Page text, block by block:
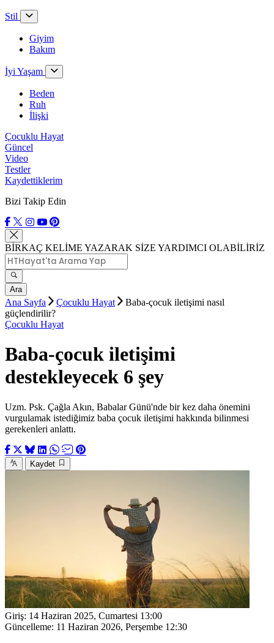
Stil
Giyim
Bakım
İyi Yaşam
Beden
Ruh
İlişki
Çocuklu Hayat
Güncel
Video
Testler
Kaydettiklerim
Bizi Takip Edin
BİRKAÇ KELİME YAZARAK SİZE YARDIMCI OLABİLİRİZ
Ara
Ana Sayfa Çocuklu Hayat
Baba-çocuk iletişimi nasıl
güçlendirilir?
Çocuklu Hayat
Baba-çocuk iletişimi
destekleyecek 6 şey
Uzm. Psk. Çağla Akın, Babalar Günü'nde bir kez daha önemini
vurgulamak istediğimiz baba çocuk iletişimi hakkında bilinmesi
gerekenleri anlattı.
Kaydet
Giriş: 14 Haziran 2025, Cumartesi 13:00
Güncelleme: 11 Haziran 2026, Perşembe 12:30